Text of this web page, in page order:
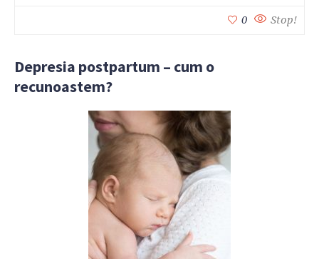
0 Stop!
Depresia postpartum – cum o
recunoastem?